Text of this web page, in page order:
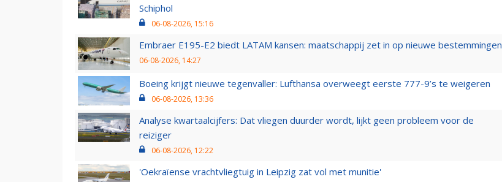
Schiphol
06-08-2026, 15:16
Embraer E195-E2 biedt LATAM kansen: maatschappij zet in op nieuwe bestemmingen
06-08-2026, 14:27
Boeing krijgt nieuwe tegenvaller: Lufthansa overweegt eerste 777-9’s te weigeren
06-08-2026, 13:36
Analyse kwartaalcijfers: Dat vliegen duurder wordt, lijkt geen probleem voor de
reiziger
06-08-2026, 12:22
'Oekraïense vrachtvliegtuig in Leipzig zat vol met munitie'